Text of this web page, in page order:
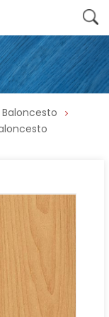
Baloncesto